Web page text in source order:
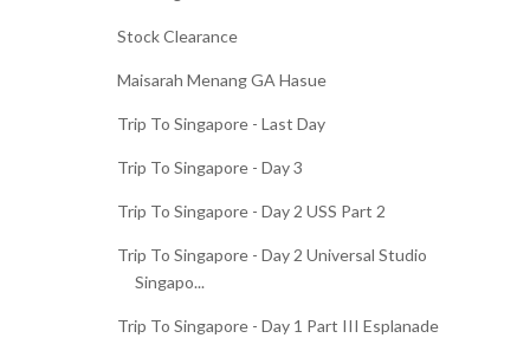
Stock Clearance
Maisarah Menang GA Hasue
Trip To Singapore - Last Day
Trip To Singapore - Day 3
Trip To Singapore - Day 2 USS Part 2
Trip To Singapore - Day 2 Universal Studio
Singapo...
Trip To Singapore - Day 1 Part III Esplanade